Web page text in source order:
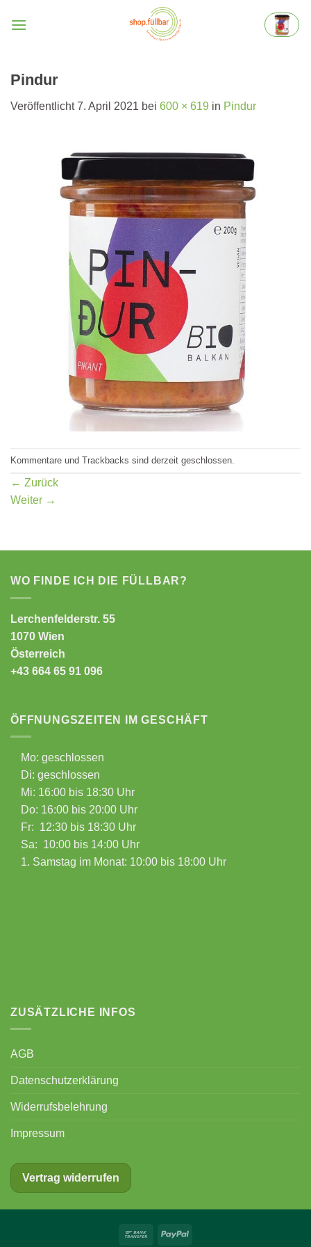
Inhalt
Pindur
Veröffentlicht7. April 2021 bei 600 × 619 in Pindur
Kommentare und Trackbacks sind derzeit geschlossen.
← Zurück
Weiter →
WO FINDE ICH DIE FÜLLBAR?
Lerchenfelderstr. 55
1070 Wien
Österreich
+43 664 65 91 096
ÖFFNUNGSZEITEN IM GESCHÄFT
Mo: geschlossen
Di: geschlossen
Mi: 16:00 bis 18:30 Uhr
Do: 16:00 bis 20:00 Uhr
Fr: 12:30 bis 18:30 Uhr
Sa: 10:00 bis 14:00 Uhr
1. Samstag im Monat: 10:00 bis 18:00 Uhr
ZUSÄTZLICHE INFOS
AGB
Datenschutzerklärung
Widerrufsbelehrung
Impressum
Vertrag widerrufen
Bank
PayPal